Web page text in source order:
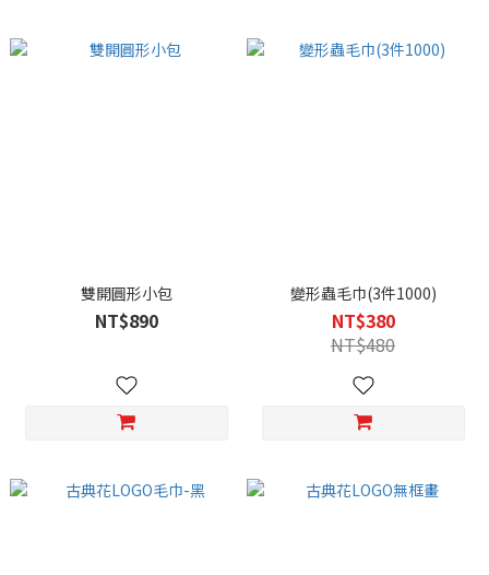
雙開圓形小包
NT$890
變形蟲毛巾(3件1000)
NT$380
NT$480